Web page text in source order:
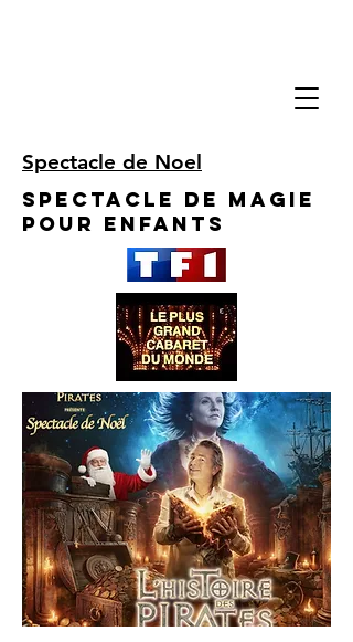
Spectacle de Noel
Spectacle de Magie
pour enfants